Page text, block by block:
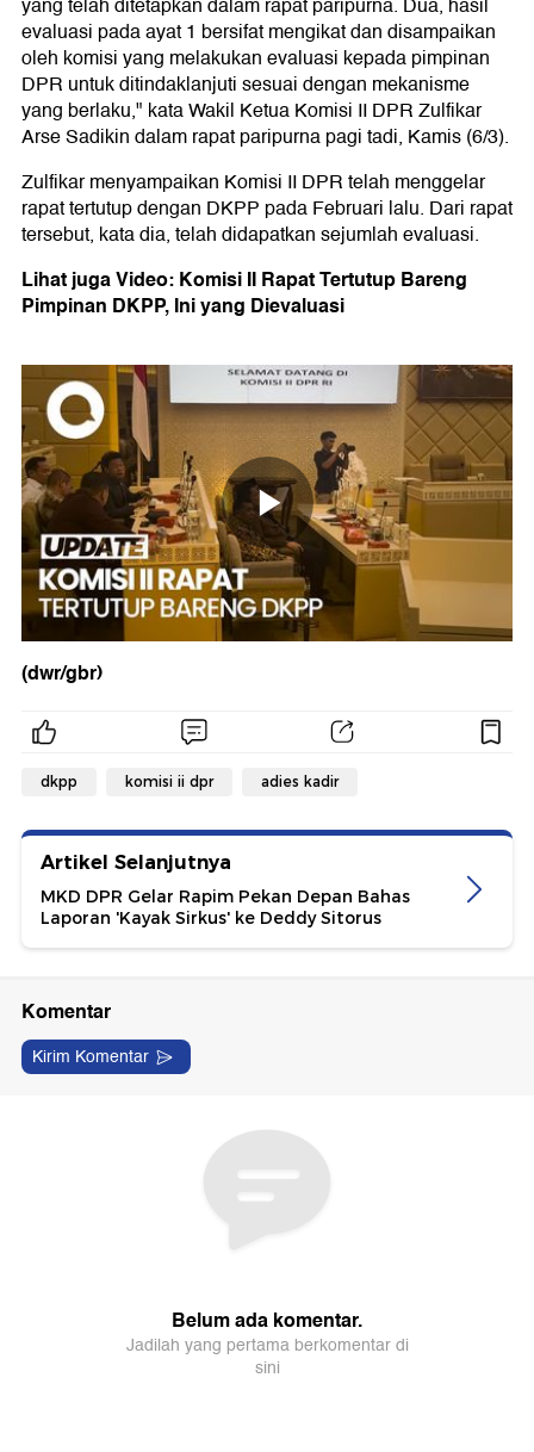
yang telah ditetapkan dalam rapat paripurna. Dua, hasil
evaluasi pada ayat 1 bersifat mengikat dan disampaikan
oleh komisi yang melakukan evaluasi kepada pimpinan
DPR untuk ditindaklanjuti sesuai dengan mekanisme
yang berlaku," kata Wakil Ketua Komisi II DPR Zulfikar
Arse Sadikin dalam rapat paripurna pagi tadi, Kamis (6/3).
Zulfikar menyampaikan Komisi II DPR telah menggelar
rapat tertutup dengan DKPP pada Februari lalu. Dari rapat
tersebut, kata dia, telah didapatkan sejumlah evaluasi.
Lihat juga Video: Komisi II Rapat Tertutup Bareng
Pimpinan DKPP, Ini yang Dievaluasi
(dwr/gbr)
dkpp komisi ii dpr adies kadir
Artikel Selanjutnya
MKD DPR Gelar Rapim Pekan Depan Bahas
Laporan 'Kayak Sirkus' ke Deddy Sitorus